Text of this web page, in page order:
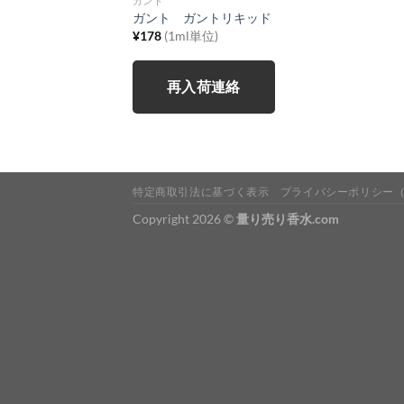
ガント ガントリキッド
¥178 (1ml単位)
再入荷連絡
特定商取引法に基づく表示 プライバシーポリシー
Copyright 2026 ©量り売り香水.com